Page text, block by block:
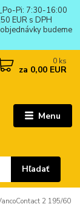
Pi: 7:30-16:00
EUR s DPH
budeme
Menu
Hľadať
0 ks
za 0,00 EUR
2 195/60